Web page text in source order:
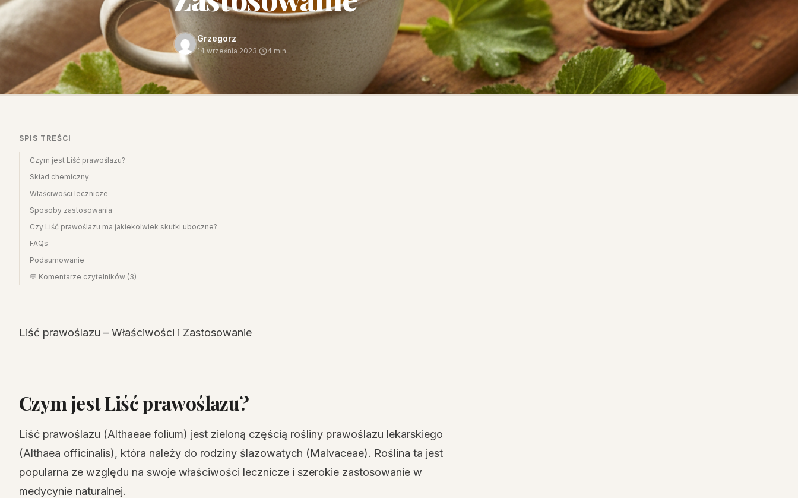
Grzegorz
14 września 2023· 4 min
SPIS TREŚCI
Czym jest Liść prawoślazu?
Skład chemiczny
Właściwości lecznicze
Sposoby zastosowania
Czy Liść prawoślazu ma jakiekolwiek skutki uboczne?
FAQs
Podsumowanie
💬 Komentarze czytelników (3)
Liść prawoślazu – Właściwości i Zastosowanie
Czym jest Liść prawoślazu?
Liść prawoślazu (Althaeae folium) jest zieloną częścią rośliny prawoślazu lekarskiego
(Althaea officinalis), która należy do rodziny ślazowatych (Malvaceae). Roślina ta jest
popularna ze względu na swoje właściwości lecznicze i szerokie zastosowanie w
medycynie naturalnej.